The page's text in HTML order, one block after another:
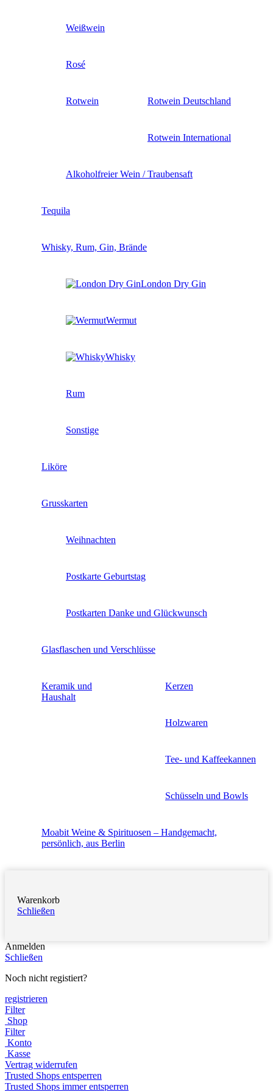
Weißwein
Rosé
Rotwein Rotwein Deutschland
Rotwein International
Alkoholfreier Wein / Traubensaft
Tequila
Whisky, Rum, Gin, Brände
London Dry Gin
Wermut
Whisky
Rum
Sonstige
Liköre
Grusskarten
Weihnachten
Postkarte Geburtstag
Postkarten Danke und Glückwunsch
Glasflaschen und Verschlüsse
Keramik und
Haushalt
Kerzen
Holzwaren
Tee- und Kaffeekannen
Schüsseln und Bowls
Moabit Weine & Spirituosen – Handgemacht,
persönlich, aus Berlin
Warenkorb
Schließen
Anmelden
Schließen
Noch nicht registiert?
registrieren
Filter
Shop
Filter
Konto
Kasse
Vertrag widerrufen
Trusted Shops entsperren
Trusted Shops immer entsperren